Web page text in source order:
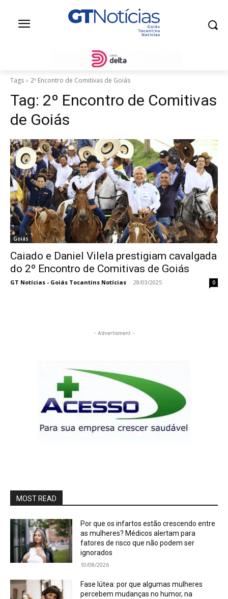
Tags 2º Encontro de Comitivas de Goiás
Tag: 2º Encontro de Comitivas
de Goiás
Goiás
Caiado e Daniel Vilela prestigiam cavalgada
do 2º Encontro de Comitivas de Goiás
GT Notícias - Goiás Tocantins Notícias - 28/03/2025 0
- Advertisment -
MOST READ
Por que os infartos estão crescendo entre
as mulheres? Médicos alertam para
fatores de risco que não podem ser
ignorados
10/08/2026
Fase lútea: por que algumas mulheres
percebem mudanças no humor, na